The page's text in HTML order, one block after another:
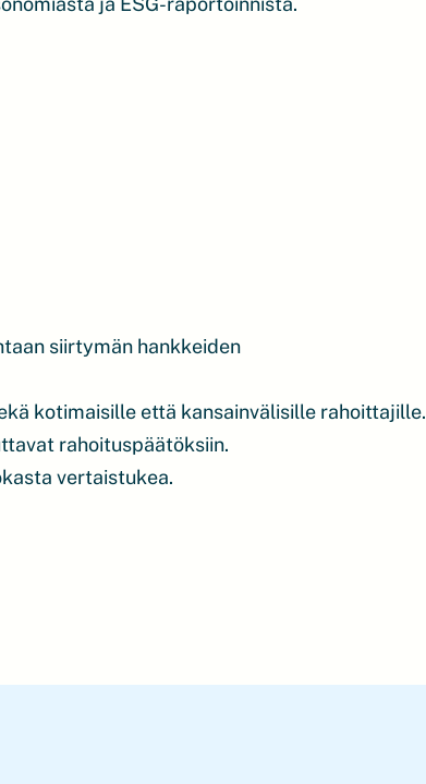
siirtymän hankkeiden
kotimaisille että kansainvälisille rahoittajille.
rahoituspäätöksiin.
vertaistukea.